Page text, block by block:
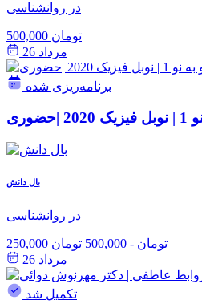
در روانشناسی
500,000 تومان
مرداد 26
برنامه‌ریزی شده
بال دانش
در روانشناسی
250,000 تومان - 500,000 تومان
مرداد 26
تکمیل شد